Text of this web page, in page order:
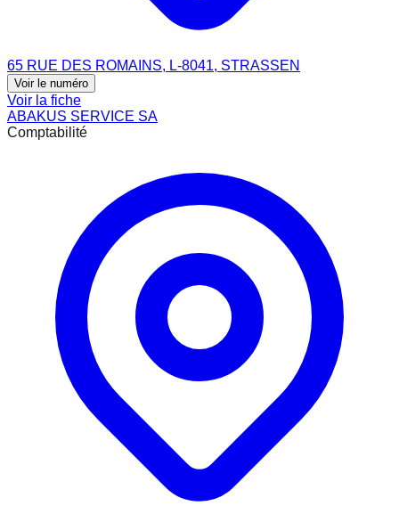
65 RUE DES ROMAINS, L-8041, STRASSEN
Voir le numéro
Voir la fiche
ABAKUS SERVICE SA
Comptabilité